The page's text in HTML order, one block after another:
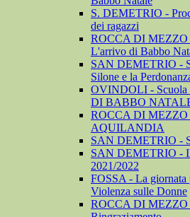
S. DEMETRIO -
dei ragazzi
ROCCA DI MEZZO
L'arrivo di Babbo
SAN DEMETRIO -
Silone e la
OVINDOLI - Scuola
DI BABBO
ROCCA DI MEZZO
AQUILANDIA
SAN DEMETRIO -
SAN DEMETRIO -
2021/2022
FOSSA - La giornata
Violenza sulle Donne
ROCCA DI MEZZO